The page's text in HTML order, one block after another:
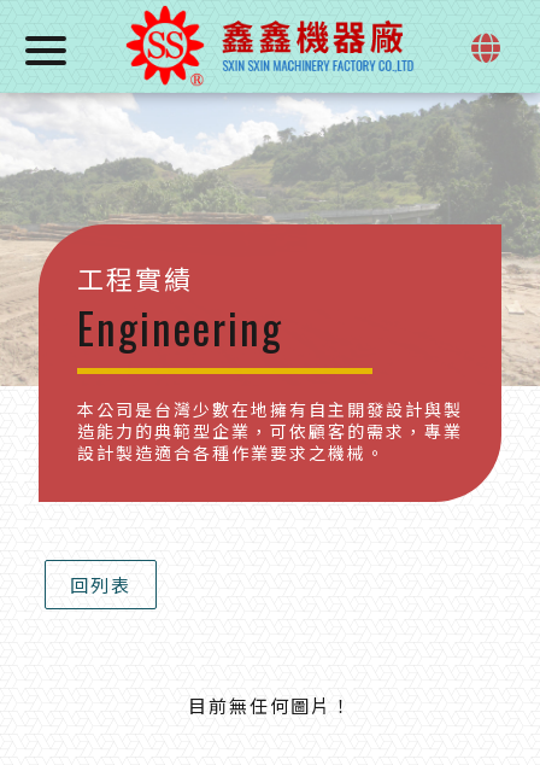
工程實績
Engineering
本公司是台灣少數在地擁有自主開發設計與製
造能力的典範型企業，可依顧客的需求，專業
設計製造適合各種作業要求之機械。
目前無任何圖片！